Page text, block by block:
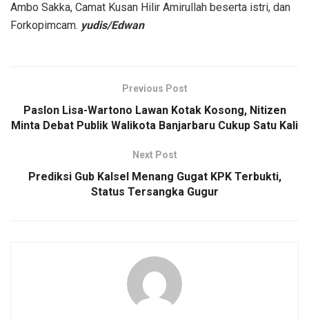
Ambo Sakka, Camat Kusan Hilir Amirullah beserta istri, dan
Forkopimcam. yudis/Edwan
Previous Post
Paslon Lisa-Wartono Lawan Kotak Kosong, Nitizen
Minta Debat Publik Walikota Banjarbaru Cukup Satu Kali
Next Post
Prediksi Gub Kalsel Menang Gugat KPK Terbukti,
Status Tersangka Gugur